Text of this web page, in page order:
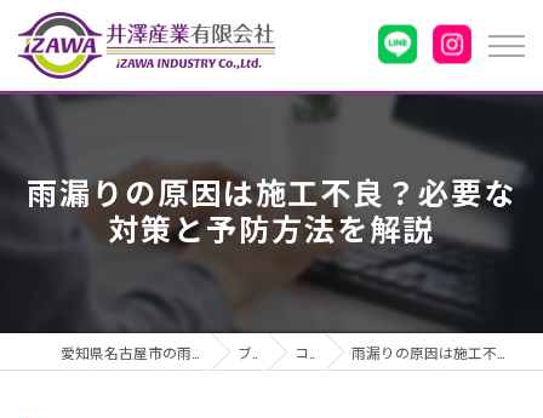
雨漏りの原因は施工不良？必要な
対策と予防方法を解説
ブログ コラム 雨漏りの原因は施工不良？必要な対策と予防方法を解説